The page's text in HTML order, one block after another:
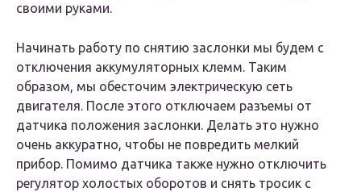
своими руками.
Начинать работу по снятию заслонки мы будем с
отключения аккумуляторных клемм. Таким
образом, мы обесточим электрическую сеть
двигателя. После этого отключаем разъемы от
датчика положения заслонки. Делать это нужно
очень аккуратно, чтобы не повредить мелкий
прибор. Помимо датчика также нужно отключить
регулятор холостых оборотов и снять тросик с